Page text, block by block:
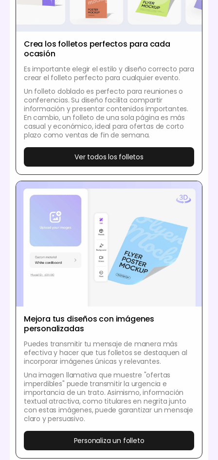
Crea los folletos perfectos para cada
ocasión
Es importante elegir el estilo y diseño correcto para
crear el folleto perfecto para cualquier evento.
Un folleto doblado es perfecto para reuniones o
conferencias. Su diseño facilita compartir
información y presentar contenidos importantes.
En cambio, un folleto de una sola página es más
casual y económico, ideal para ofertas de corto
plazo como ventas de fin de semana.
Ver todos los folletos
Mejora tus diseños con imágenes
personalizadas
Puedes transmitir tu mensaje de manera más
efectiva y hacer que tus folletos se destaquen al
incorporar imágenes únicas y relevantes.
Una imagen llamativa que muestre "ofertas
imperdibles" puede transmitir la urgencia e
importancia de un trato. Asimismo, información
textual atractiva, como titulares en negrita junto
con estas imágenes, puede garantizar un mensaje
claro y persuasivo.
Personaliza un folleto